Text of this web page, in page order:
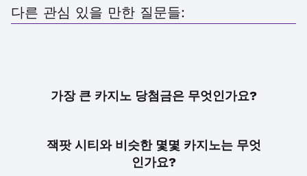
다른 관심 있을 만한 질문들:
가장 큰 카지노 당첨금은 무엇인가요?
잭팟 시티와 비슷한 몇몇 카지노는 무엇
인가요?